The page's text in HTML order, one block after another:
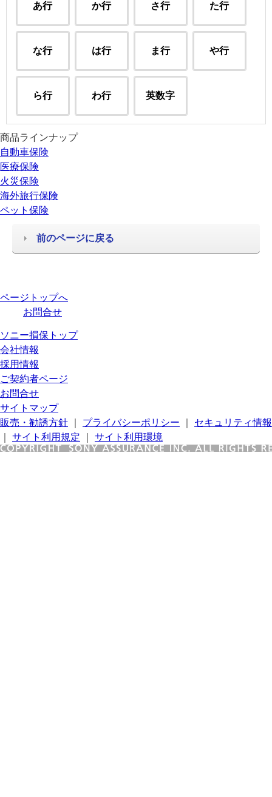
あ行 か行 さ行 た行
な行 は行 ま行 や行
ら行 わ行 英数字
商品ラインナップ
自動車保険
医療保険
火災保険
海外旅行保険
ペット保険
前のページに戻る
ページトップへ
お問合せ
ソニー損保トップ
会社情報
採用情報
ご契約者ページ
お問合せ
サイトマップ
販売・勧誘方針
プライバシーポリシー
セキュリティ情報
サイト利用規定 サイト利用環境